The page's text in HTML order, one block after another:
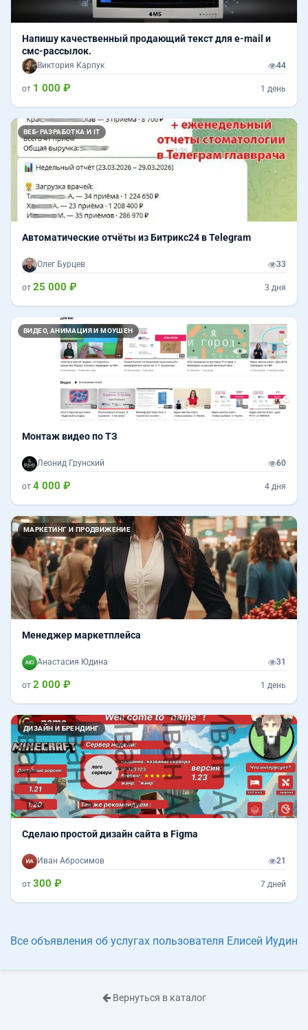
Напишу качественный продающий текст для e-mail и
смс-рассылок.
Виктория Карпук 44
от 1 000 ₽ 1 день
ВЕБ-РАЗРАБОТКА И IT
Назад
Автоматические отчёты из Битрикс24 в Telegram
Олег Бурцев 33
от 25 000 ₽ 3 дня
ВИДЕО, АНИМАЦИЯ И МОУШЕН
Монтаж видео по ТЗ
Леонид Грунский 60
от 4 000 ₽ 4 дня
МАРКЕТИНГ И ПРОДВИЖЕНИЕ
Менеджер маркетплейса
Анастасия Юдина 31
от 2 000 ₽ 1 день
ДИЗАЙН И БРЕНДИНГ
Назад
Сделаю простой дизайн сайта в Figma
Иван Абросимов 21
от 300 ₽ 7 дней
Все объявления об услугах пользователя Елисей Иудин
Вернуться в каталог